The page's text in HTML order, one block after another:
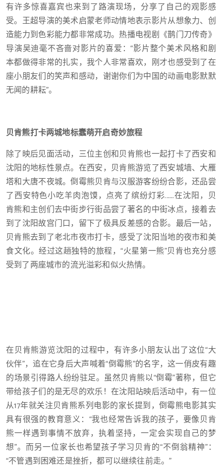
有许多惊喜嘉宾也来到了路演现场，分享了自己的观影感
受。王超导演的美术启蒙老师动情地表示影片从想象力、创
造能力到色彩能力都非常成功。热播电视剧《鹊门刀传奇》
导演吴迪毫不吝啬对影片的喜爱：“影片整个美术风格和剧
本都做得非常的扎实，我个人非常喜欢，刚才也感受到了在
座小朋友们的笑声和感动，谢谢你们为中国的动画电影默默
无闻的耕耘”。
贝肯熊打卡两城地标蠢萌开启奇妙旅程
除了映后见面活动，三位主创和贝肯熊也一起打卡了西安和
沈阳的地标性景点。在西安，贝肯熊游览了西安城墙、大雁
塔和大唐不夜城。倒霉熊贝肯与汉服游客纷纷合影，还品尝
了西安特色小吃羊肉泡馍，点亮了缤纷灯彩......在沈阳，贝
肯熊和主创们去中街步行街品尝了著名的中街冰点，接着去
到了沈阳故宫门口，留下了极具反差感的合影。最后一站，
贝肯熊去到了老北市夜市打卡，感受了沈阳当地的夜市和美
食文化。经过这趟独特的旅程，“火星第一熊”贝肯也充分感
受到了两座城市的流光溢彩和似火热情。
在贝肯熊游览沈阳的过程中，有许多小朋友认出了这位“大
伙伴”，追在它身后大声喊着“倒霉熊”的名字，这一俏皮有趣
的场景引得路人纷纷驻足。虽然贝肯熊以“倒霉”著称，但它
带给孩子们的是无尽的欢乐！在沈阳站映后活动中，有一位
从17年就关注贝肯熊系列电影的家长提到，倒霉熊电影其实
具有很强的教育意义：“我也经常告诉我的孩子，要像贝肯
熊一样遇到事情不放弃，执着坚持，一定会实现自己的梦
想”。而另一位家长也希望孩子学习贝肯的“不倒翁精神”：
“不管遇到困难还是挫折，都可以继续往前走。”